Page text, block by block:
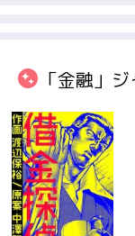
「金融」